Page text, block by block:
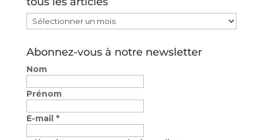
tous
les
articles
Abonnez-vous à notre newsletter
Nom
Prénom
E-mail *